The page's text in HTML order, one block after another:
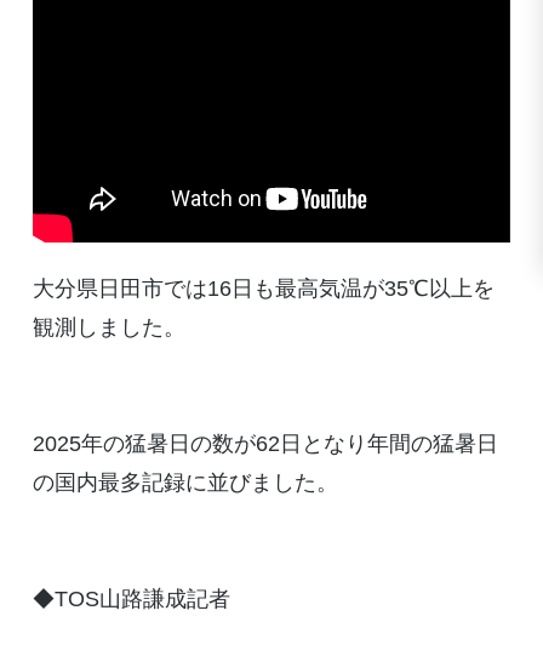
大分県日田市では16日も最高気温が35℃以上を
観測しました。
2025年の猛暑日の数が62日となり年間の猛暑日
の国内最多記録に並びました。
◆TOS山路謙成記者